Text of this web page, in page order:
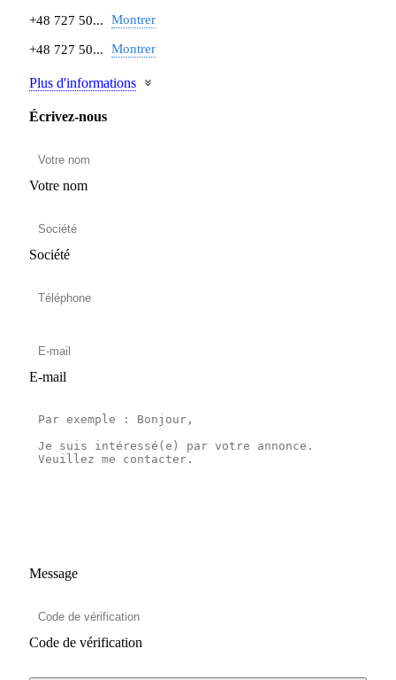
+48 727 50... Montrer
+48 727 50... Montrer
Plus d'informations
Écrivez-nous
Votre nom
Société
E-mail
Message
Code de vérification